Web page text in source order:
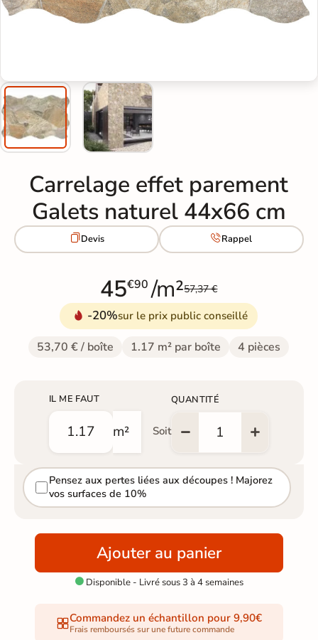
Carrelage effet parement
Galets naturel 44x66 cm
Devis Rappel
45€90 /m²57,37 €
-20%sur le prix public conseillé
53,70 € / boîte 1.17 m² par boîte 4 pièces
IL ME FAUT
m² Soit
QUANTITÉ
Pensez aux pertes liées aux découpes ! Majorez
vos surfaces de 10%
Ajouter au panier
Disponible - Livré sous 3 à 4 semaines
Commandez un échantillon pour 9,90€
Frais remboursés sur une future commande